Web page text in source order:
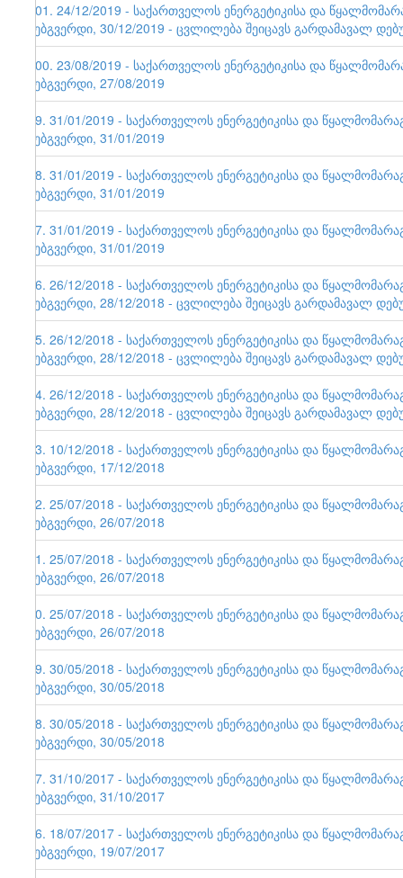
101. 24/12/2019 - საქართველოს ენერგეტიკისა და
ვებგვერდი, 30/12/2019 - ცვლილება შეიცავს გარდამავალ
100. 23/08/2019 - საქართველოს ენერგეტიკისა და
ვებგვერდი, 27/08/2019
99. 31/01/2019 - საქართველოს ენერგეტიკისა და
ვებგვერდი, 31/01/2019
98. 31/01/2019 - საქართველოს ენერგეტიკისა და
ვებგვერდი, 31/01/2019
97. 31/01/2019 - საქართველოს ენერგეტიკისა და
ვებგვერდი, 31/01/2019
96. 26/12/2018 - საქართველოს ენერგეტიკისა და
ვებგვერდი, 28/12/2018 - ცვლილება შეიცავს გარდამავალ
95. 26/12/2018 - საქართველოს ენერგეტიკისა და
ვებგვერდი, 28/12/2018 - ცვლილება შეიცავს გარდამავალ
94. 26/12/2018 - საქართველოს ენერგეტიკისა და
ვებგვერდი, 28/12/2018 - ცვლილება შეიცავს გარდამავალ
93. 10/12/2018 - საქართველოს ენერგეტიკისა და
ვებგვერდი, 17/12/2018
92. 25/07/2018 - საქართველოს ენერგეტიკისა და
ვებგვერდი, 26/07/2018
91. 25/07/2018 - საქართველოს ენერგეტიკისა და
ვებგვერდი, 26/07/2018
90. 25/07/2018 - საქართველოს ენერგეტიკისა და
ვებგვერდი, 26/07/2018
89. 30/05/2018 - საქართველოს ენერგეტიკისა და
ვებგვერდი, 30/05/2018
88. 30/05/2018 - საქართველოს ენერგეტიკისა და
ვებგვერდი, 30/05/2018
87. 31/10/2017 - საქართველოს ენერგეტიკისა და
ვებგვერდი, 31/10/2017
86. 18/07/2017 - საქართველოს ენერგეტიკისა და
ვებგვერდი, 19/07/2017